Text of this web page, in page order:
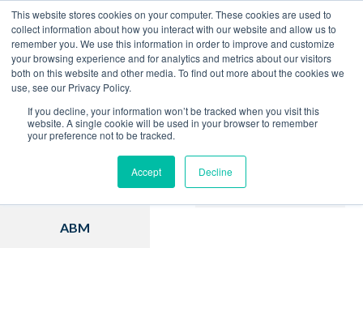
This website stores cookies on your computer. These cookies are used to
collect information about how you interact with our website and allow us to
remember you. We use this information in order to improve and customize
your browsing experience and for analytics and metrics about our visitors
both on this website and other media. To find out more about the cookies we
use, see our Privacy Policy.
If you decline, your information won’t be tracked when you visit this
website. A single cookie will be used in your browser to remember
your preference not to be tracked.
Accept Decline
Home Blog
Inbound Marketing
ABM